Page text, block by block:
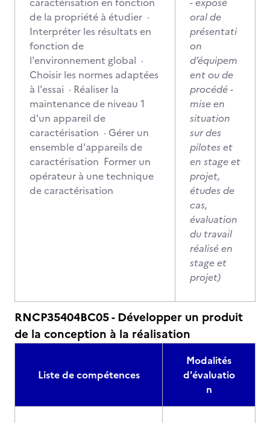
de la propriété à étudier ·
Interpréter les résultats en
fonction de
l'environnement global ·
Choisir les normes adaptées
à l'essai · Réaliser la
maintenance de niveau 1
d'un appareil de
caractérisation · Gérer un
ensemble d'appareils de
caractérisation Former un
opérateur à une technique
de caractérisation
oral de
présentati
on
d’équipem
ent ou de
procédé -
mise en
situation
sur des
pilotes et
en stage et
projet,
études de
cas,
évaluation
du travail
réalisé en
stage et
projet)
RNCP35404BC05 - Développer un produit
de la conception à la réalisation
Liste de compétences
Modalités
d'évaluatio
n